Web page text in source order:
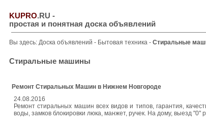
KUPRO.RU -
простая и понятная доска объявлений
Вы здесь: Доска объявлений - Бытовая техника - Стиральные
Стиральные машины
Ремонт Стиральных Машин в Нижнем Новгороде
24.08.2016
Ремонт стиральных машин всех видов и типов, гарантия,
воды, замков блокировки люка, манжет, ручек. На дому, выезд